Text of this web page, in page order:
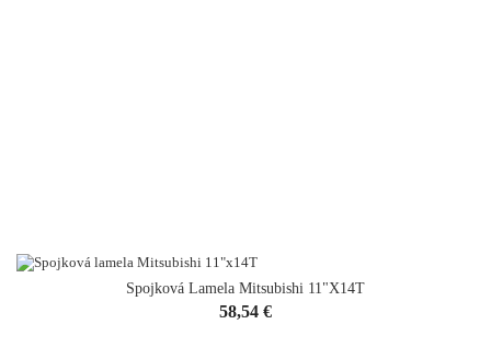
Spojková Lamela Mitsubishi 11"x14T
Cena
58,54 €